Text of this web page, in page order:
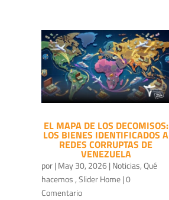
EL MAPA DE LOS DECOMISOS:
LOS BIENES IDENTIFICADOS A
REDES CORRUPTAS DE
VENEZUELA
por| May 30, 2026| Noticias,Qué
hacemos,Slider Home| 0
Comentario